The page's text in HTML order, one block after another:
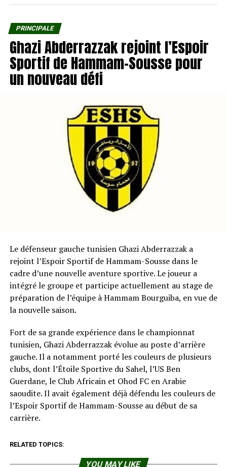
PRINCIPALE
Ghazi Abderrazzak rejoint l’Espoir
Sportif de Hammam-Sousse pour
un nouveau défi
Le défenseur gauche tunisien Ghazi Abderrazzak a
rejoint l’Espoir Sportif de Hammam-Sousse dans le
cadre d’une nouvelle aventure sportive. Le joueur a
intégré le groupe et participe actuellement au stage de
préparation de l’équipe à Hammam Bourguiba, en vue de
la nouvelle saison.
Fort de sa grande expérience dans le championnat
tunisien, Ghazi Abderrazzak évolue au poste d’arrière
gauche. Il a notamment porté les couleurs de plusieurs
clubs, dont l’Étoile Sportive du Sahel, l’US Ben
Guerdane, le Club Africain et Ohod FC en Arabie
saoudite. Il avait également déjà défendu les couleurs de
l’Espoir Sportif de Hammam-Sousse au début de sa
carrière.
RELATED TOPICS:
YOU MAY LIKE